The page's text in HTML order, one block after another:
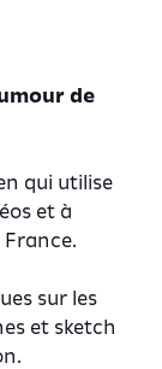
de
qui utilise
et à
sur les
et sketch